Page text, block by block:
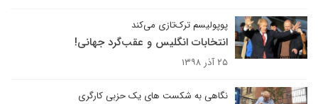
پوپولیسم ترک‌تازی می‌کند
انتخابات انگلیس و عقب‌گرد جهانی!
۲۵ آذر ۱۳۹۸
نگاهی به شکست های یک حزبی کارگری